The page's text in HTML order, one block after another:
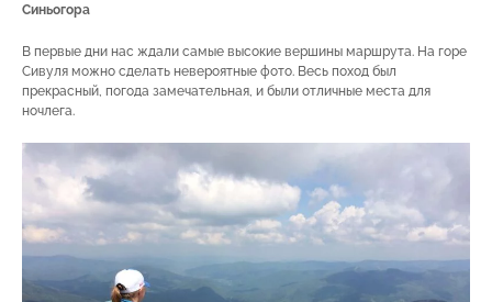
Синьогора
В первые дни нас ждали самые высокие вершины маршрута. На горе
Сивуля можно сделать невероятные фото. Весь поход был
прекрасный, погода замечательная, и были отличные места для
ночлега.